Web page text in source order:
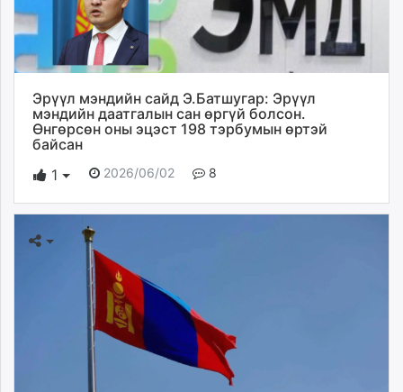
Эрүүл мэндийн сайд Э.Батшугар: Эрүүл
мэндийн даатгалын сан өргүй болсон.
Өнгөрсөн оны эцэст 198 тэрбумын өртэй
байсан
1
2026/06/02 8